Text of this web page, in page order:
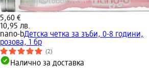
5,60 €
10,95 лв.
nano-bДетска четка за зъби, 0-8 години,
розова, 1 бр
(2)
Налично за доставка